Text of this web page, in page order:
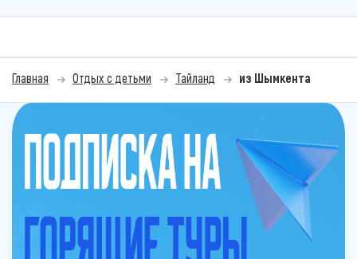
Главная Отдых с детьми Тайланд из Шымкента